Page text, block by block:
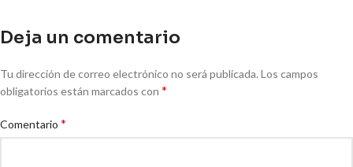
Deja un comentario
Tu dirección de correo electrónico no será publicada.Los campos
obligatorios están marcados con *
Comentario *